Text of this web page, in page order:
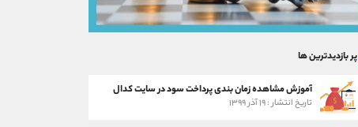
پر بازدیدترین ها
آموزش مشاهده زمان بندی پرداخت سود در سایت کدال
تاریخ انتشار : ۱۹ آذر ۱۳۹۹